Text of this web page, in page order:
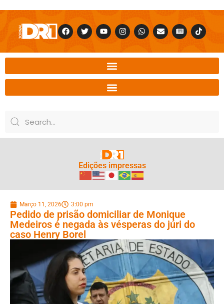
Edições impressas
Março 11, 2026 3:00 pm
Pedido de prisão domiciliar de Monique
Medeiros é negada às vésperas do júri do
caso Henry Borel